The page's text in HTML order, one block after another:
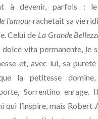
à devenir, parfois :
l’amourrachetait sa vie
Celui de La Grande
vita permanente, le
et, avec lui, sa
la petitesse
Sorrentino enrage.
qui l’inspire, mais Robert